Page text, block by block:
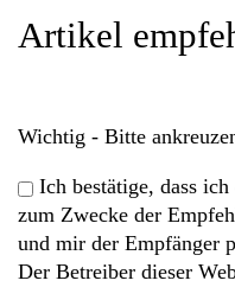
Artikel
Wichtig - Bitte
Ich bestätige, dass
zum Zwecke der
und mir der Empfänger
Der Betreiber dieser